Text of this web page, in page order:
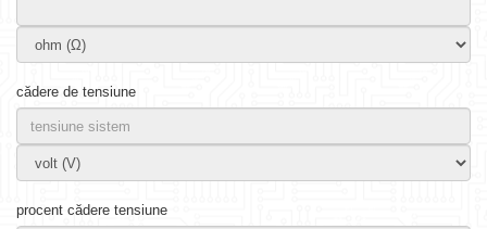
cădere de tensiune
procent cădere tensiune